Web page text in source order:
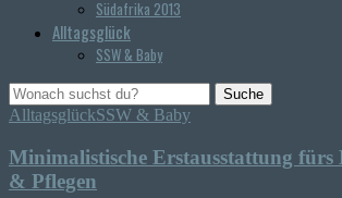
Südafrika 2013
Alltagsglück
SSW & Baby
Suche
AlltagsglückSSW & Baby
Minimalistische Erstausstattung
& Pflegen